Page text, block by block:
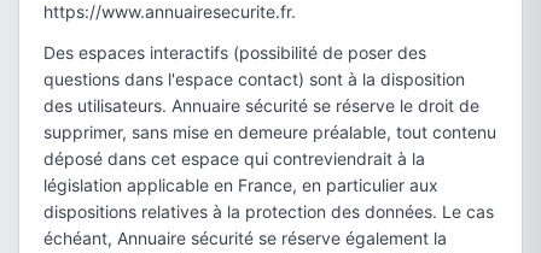
https://www.annuairesecurite.fr.
Des espaces interactifs (possibilité de poser des
questions dans l'espace contact) sont à la disposition
des utilisateurs. Annuaire sécurité se réserve le droit de
supprimer, sans mise en demeure préalable, tout contenu
déposé dans cet espace qui contreviendrait à la
législation applicable en France, en particulier aux
dispositions relatives à la protection des données. Le cas
échéant, Annuaire sécurité se réserve également la